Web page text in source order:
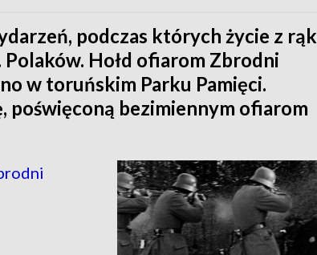
podczas których życie z rąk
Hołd ofiarom Zbrodni
w toruńskim Parku Pamięci.
poświęconą bezimiennym ofiarom